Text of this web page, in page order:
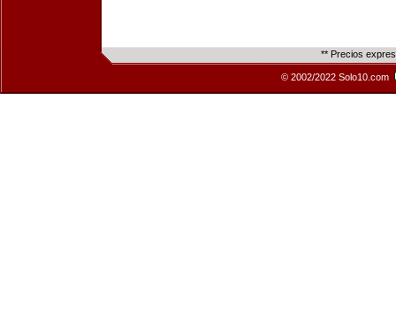
** Precios
© 2002/2022 Solo10.com